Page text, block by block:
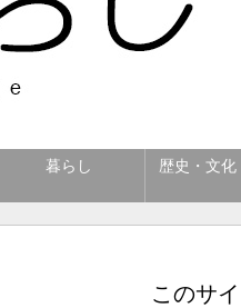
暮らし 歴史・文化
このサ